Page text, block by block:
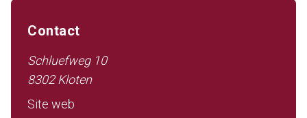
Contact
Schluefweg 10
8302 Kloten
Site web